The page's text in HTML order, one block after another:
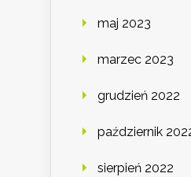
maj 2023
marzec 2023
grudzień 2022
październik
sierpień 2022